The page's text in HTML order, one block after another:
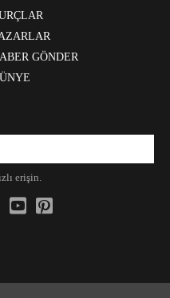
GÖNDER
erişin.